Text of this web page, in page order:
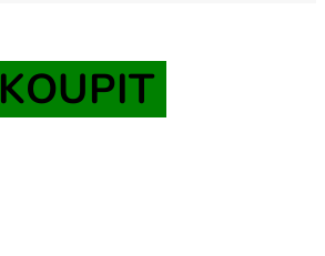
KOUPIT